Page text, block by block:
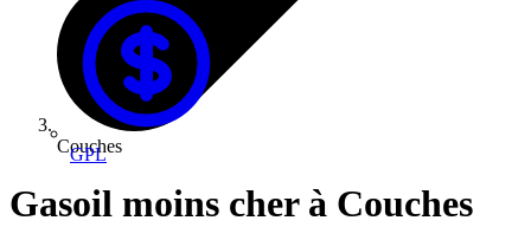
GPL
Couches
Gasoil moins cher à Couches